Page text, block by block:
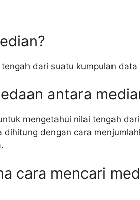
dari suatu kumpulan
antara
mengetahui nilai tengah
dihitung dengan cara
cara mencari